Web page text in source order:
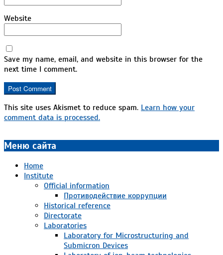
Website
Save my name, email, and website in this browser for the
next time I comment.
This site uses Akismet to reduce spam. Learn how your
comment data is processed.
Меню сайта
Home
Institute
Official information
Противодействие коррупции
Historical reference
Directorate
Laboratories
Laboratory for Microstructuring and
Submicron Devices